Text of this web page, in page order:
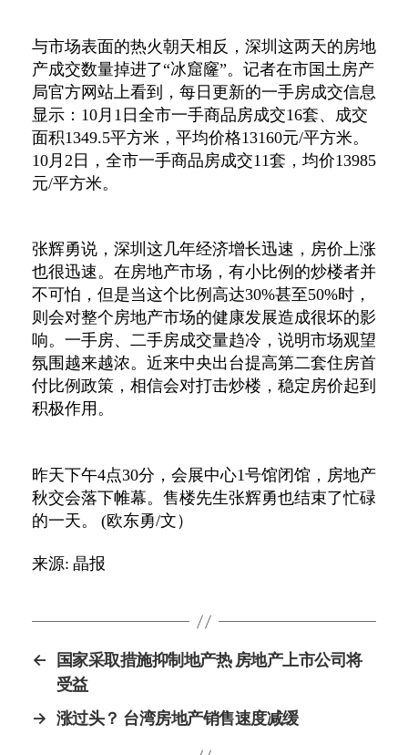
与市场表面的热火朝天相反，深圳这两天的房地
产成交数量掉进了“冰窟窿”。记者在市国土房产
局官方网站上看到，每日更新的一手房成交信息
显示：10月1日全市一手商品房成交16套、成交
面积1349.5平方米，平均价格13160元/平方米。
10月2日，全市一手商品房成交11套，均价13985
元/平方米。
张辉勇说，深圳这几年经济增长迅速，房价上涨
也很迅速。在房地产市场，有小比例的炒楼者并
不可怕，但是当这个比例高达30%甚至50%时，
则会对整个房地产市场的健康发展造成很坏的影
响。一手房、二手房成交量趋冷，说明市场观望
氛围越来越浓。近来中央出台提高第二套住房首
付比例政策，相信会对打击炒楼，稳定房价起到
积极作用。
昨天下午4点30分，会展中心1号馆闭馆，房地产
秋交会落下帷幕。售楼先生张辉勇也结束了忙碌
的一天。 (欧东勇/文）
来源: 晶报
←
国家采取措施抑制地产热 房地产上市公司将
受益
→ 涨过头？ 台湾房地产销售速度减缓